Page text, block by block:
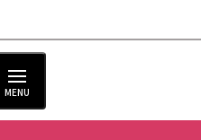
MENU